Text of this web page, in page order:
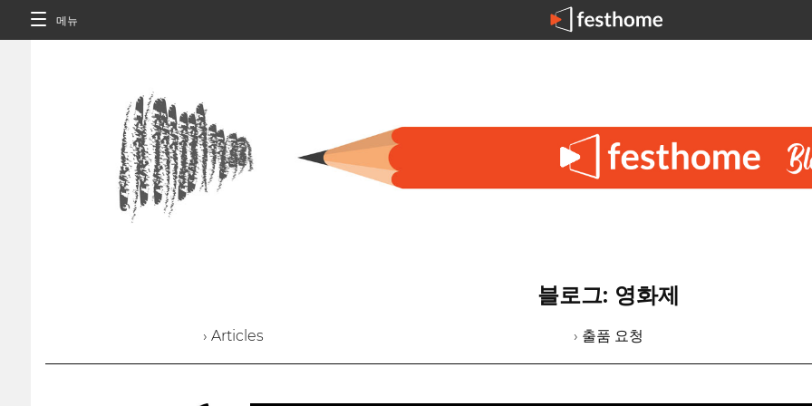
메뉴
블로그: 영화제
› Articles › 출품 요청